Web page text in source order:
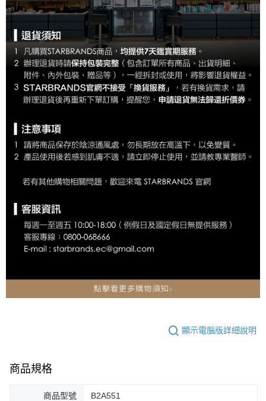
顯示電腦版詳細說明
商品規格
商品型號 B2A551